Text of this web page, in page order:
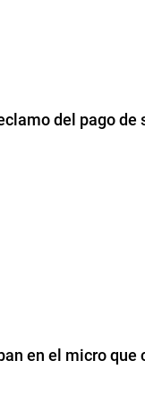
del pago
en el micro que